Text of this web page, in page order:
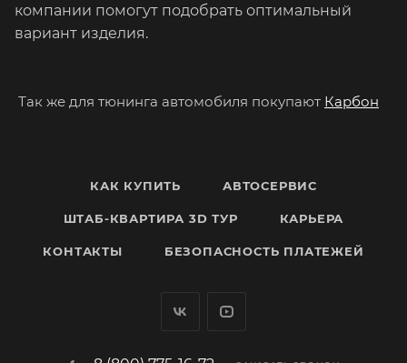
компании помогут подобрать оптимальный
вариант изделия.
Так же для тюнинга автомобиля покупают Карбон
КАК КУПИТЬ АВТОСЕРВИС
ШТАБ-КВАРТИРА 3D ТУР КАРЬЕРА
КОНТАКТЫ БЕЗОПАСНОСТЬ ПЛАТЕЖЕЙ